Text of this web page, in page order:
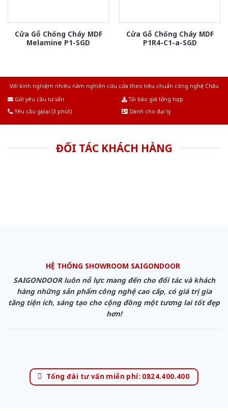
Cửa Gỗ Chống Cháy MDF
Melamine P1-SGD
Cửa Gỗ Chống Cháy MDF
P1R4-C1-a-SGD
Với kinh nghiệm nhiêu năm nghiên cứu cửa theo tiêu chuẩn công nghệ Châu
Gửi yêu cầu tư vấn
Tải báo giá tổng hợp
Yêu cầu gọi lại (3 phút)
Dành cho đại lý
ĐỐI TÁC KHÁCH HÀNG
HỆ THỐNG SHOWROOM SAIGONDOOR
SAIGONDOOR luôn nỗ lực mang đến cho đối tác và khách
hàng những sản phẩm công nghệ cao cấp, có giá trị gia
tăng tiện ích, sáng tạo cho cộng đồng một tương lai tốt đẹp
hơn!
Tổng đài tư vấn miễn phí: 0824.400.400